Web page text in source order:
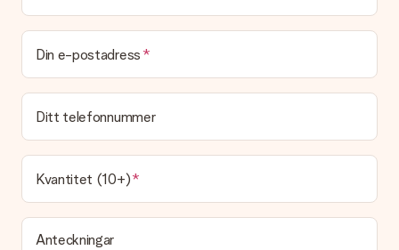
Din e-postadress
Ditt telefonnummer
Kvantitet (10+)
Anteckningar